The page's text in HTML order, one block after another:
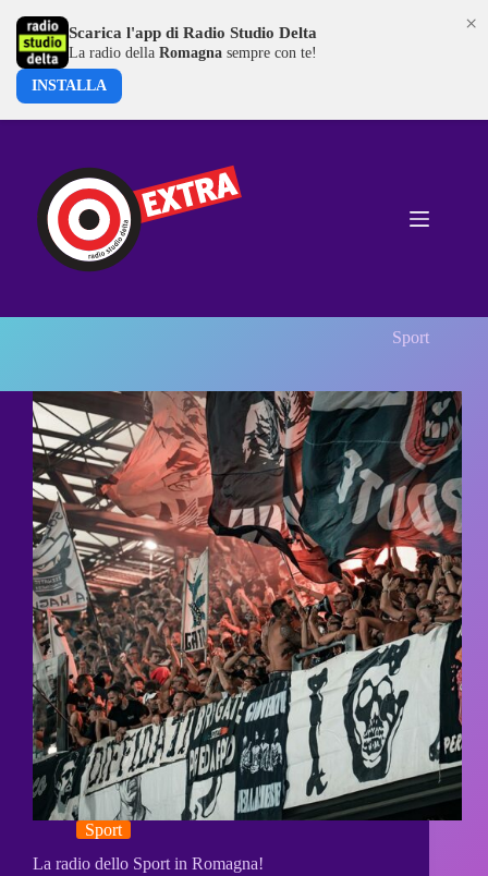
Sport
Sport
La radio dello Sport in Romagna!
×
Scarica l'app di Radio Studio Delta
La radio della Romagna sempre con te!
INSTALLA